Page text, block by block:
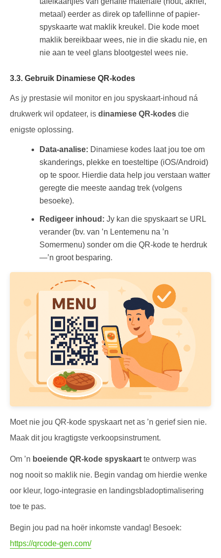
metaal) eerder as direk op tafellinne of papier-
spyskaarte wat maklik kreukel. Die kode moet
maklik bereikbaar wees, nie in die skadu nie, en
nie aan te veel glans blootgestel wees nie.
3.3. Gebruik Dinamiese QR-kodes
As jy prestasie wil monitor en jou spyskaart-inhoud ná
drukwerk wil opdateer, is dinamiese QR-kodes die
enigste oplossing.
Data-analise: Dinamiese kodes laat jou toe om
skanderings, plekke en toesteltipe (iOS/Android)
op te spoor. Hierdie data help jou verstaan watter
geregte die meeste aandag trek (volgens
besoeke).
Redigeer inhoud: Jy kan die spyskaart se URL
verander (bv. van ’n Lentemenu na ’n
Somermenu) sonder om die QR-kode te herdruk
—’n groot besparing.
Moet nie jou QR-kode spyskaart net as ’n gerief sien nie.
Maak dit jou kragtigste verkoopsinstrument.
Om ’n boeiende QR-kode spyskaart te ontwerp was
nog nooit so maklik nie. Begin vandag om hierdie wenke
oor kleur, logo-integrasie en landingsbladoptimalisering
toe te pas.
Begin jou pad na hoër inkomste vandag! Besoek:
https://qrcode-gen.com/